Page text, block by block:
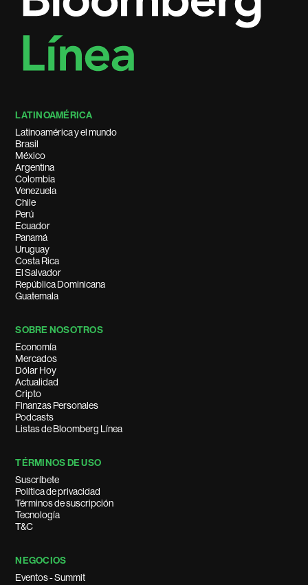
LATINOAMÉRICA
Latinoamérica y el mundo
Brasil
México
Argentina
Colombia
Venezuela
Chile
Perú
Ecuador
Panamá
Uruguay
Costa Rica
El Salvador
República Dominicana
Guatemala
SOBRE NOSOTROS
Economía
Mercados
Dólar Hoy
Actualidad
Cripto
Finanzas Personales
Podcasts
Listas de Bloomberg Línea
TÉRMINOS DE USO
Suscríbete
Política de privacidad
Términos de suscripción
Tecnología
T&C
NEGOCIOS
Eventos - Summit